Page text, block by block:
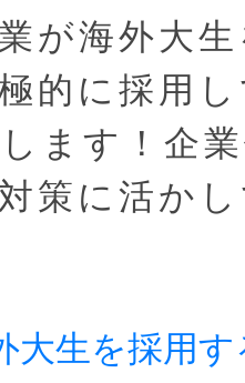
が海外大
的に採用
ます！企
策に活か
大生を採用